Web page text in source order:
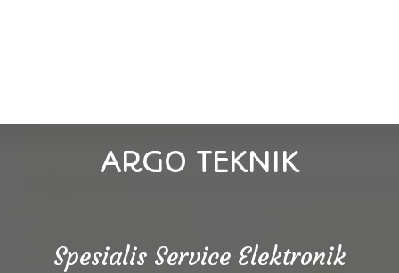
ARGO TEKNIK
Spesialis Service Elektronik